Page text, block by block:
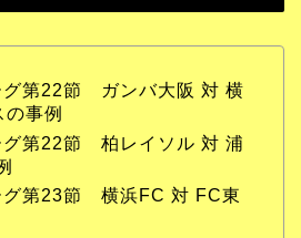
第22節 ガンバ大阪 対 横
事例
第22節 柏レイソル 対 浦
第23節 横浜FC 対 FC東